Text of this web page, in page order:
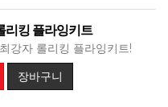
리킹 플라잉키트
강자 롤리킹 플라잉키트!
장바구니